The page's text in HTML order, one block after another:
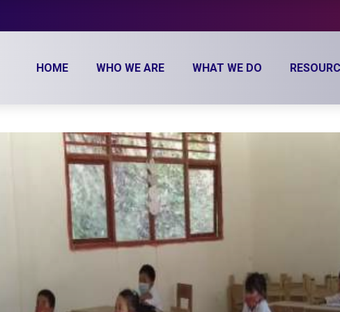
HOME WHO WE ARE WHAT WE DO